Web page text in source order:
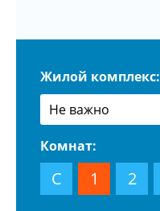
Жилой комплекс:
Комнат:
С 1 2